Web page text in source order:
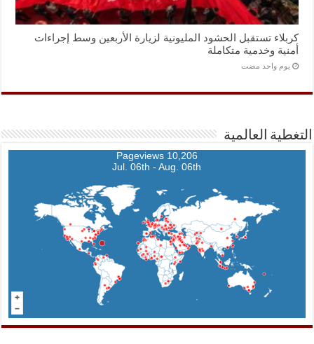
كربلاء تستقبل الحشود المليونية لزيارة الأربعين وسط إجراءات
أمنية وخدمية متكاملة
‏يوم واحد مضت
التغطية العالمية
10,206 Pageviews
Jul. 06th - Aug. 06th